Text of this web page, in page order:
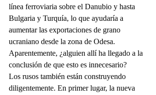
línea ferroviaria sobre el Danubio y hasta
Bulgaria y Turquía, lo que ayudaría a
aumentar las exportaciones de grano
ucraniano desde la zona de Odesa.
Aparentemente, ¿alguien allí ha llegado a la
conclusión de que esto es innecesario?
Los rusos también están construyendo
diligentemente. En primer lugar, la nueva